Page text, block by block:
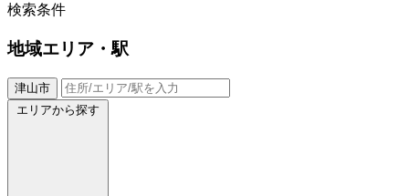
検索条件
地域エリア・駅
津山市
エリアから探す